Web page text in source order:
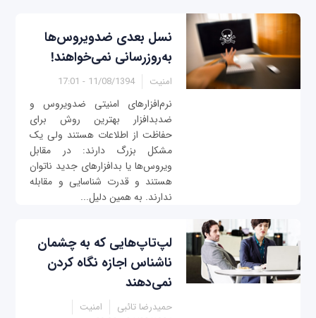
نسل بعدی ضدویروس‌ها
به‌روزرسانی نمی‌خواهند!
امنیت 11/08/1394 - 17:01
نرم‌افزارهای امنیتی ضدویروس و
ضدبدافزار بهترین روش برای
حفاظت از اطلاعات هستند ولی یک
مشکل بزرگ دارند: در مقابل
ویروس‌ها یا بدافزارهای جدید ناتوان
هستند و قدرت شناسایی و مقابله
ندارند. به همین دلیل...
لپ‌تاپ‌هایی که به چشمان
ناشناس اجازه نگاه کردن
نمی‌دهند
حمیدرضا تائبی
امنیت